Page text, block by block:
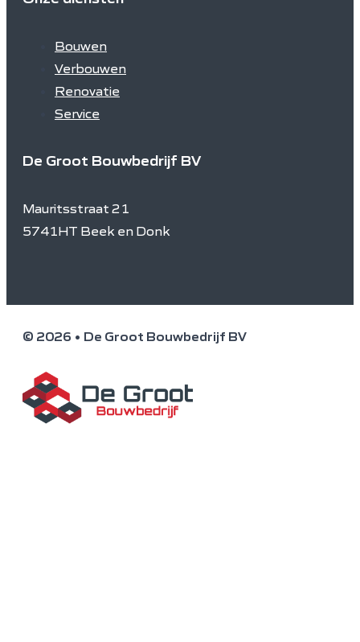
Bouwen
Verbouwen
Renovatie
Service
De Groot Bouwbedrijf BV
Mauritsstraat 21
5741HT Beek en Donk
© 2026 • De Groot Bouwbedrijf BV